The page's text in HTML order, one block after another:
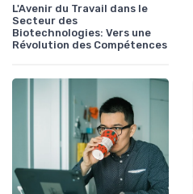
L'Avenir du Travail dans le
Secteur des
Biotechnologies: Vers une
Révolution des Compétences